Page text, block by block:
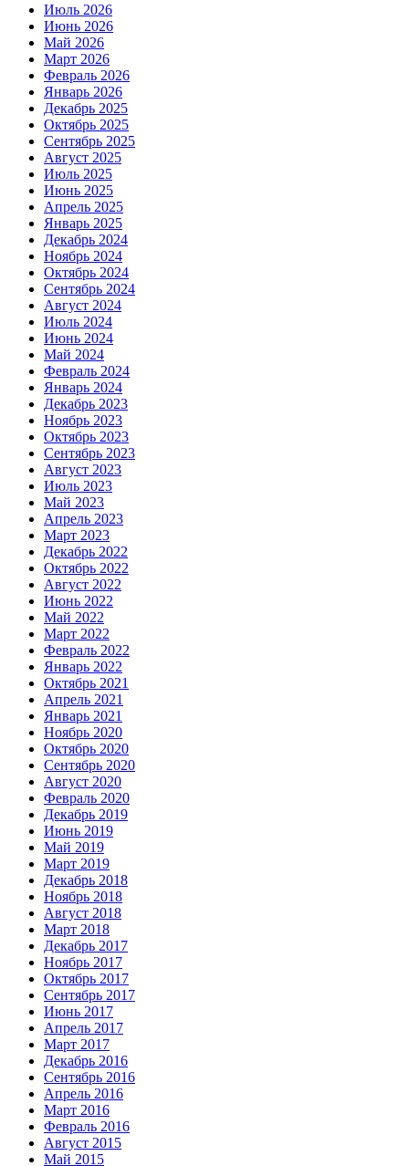
Июль 2026
Июнь 2026
Май 2026
Март 2026
Февраль 2026
Январь 2026
Декабрь 2025
Октябрь 2025
Сентябрь 2025
Август 2025
Июль 2025
Июнь 2025
Апрель 2025
Январь 2025
Декабрь 2024
Ноябрь 2024
Октябрь 2024
Сентябрь 2024
Август 2024
Июль 2024
Июнь 2024
Май 2024
Февраль 2024
Январь 2024
Декабрь 2023
Ноябрь 2023
Октябрь 2023
Сентябрь 2023
Август 2023
Июль 2023
Май 2023
Апрель 2023
Март 2023
Декабрь 2022
Октябрь 2022
Август 2022
Июнь 2022
Май 2022
Март 2022
Февраль 2022
Январь 2022
Октябрь 2021
Апрель 2021
Январь 2021
Ноябрь 2020
Октябрь 2020
Сентябрь 2020
Август 2020
Февраль 2020
Декабрь 2019
Июнь 2019
Май 2019
Март 2019
Декабрь 2018
Ноябрь 2018
Август 2018
Март 2018
Декабрь 2017
Ноябрь 2017
Октябрь 2017
Сентябрь 2017
Июнь 2017
Апрель 2017
Март 2017
Декабрь 2016
Сентябрь 2016
Апрель 2016
Март 2016
Февраль 2016
Август 2015
Май 2015